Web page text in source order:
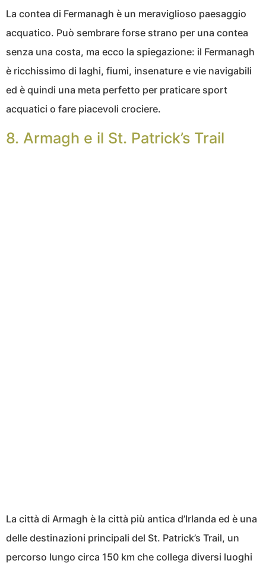
La contea di Fermanagh è un meraviglioso paesaggio
acquatico. Può sembrare forse strano per una contea
senza una costa, ma ecco la spiegazione: il Fermanagh
è ricchissimo di laghi, fiumi, insenature e vie navigabili
ed è quindi una meta perfetto per praticare sport
acquatici o fare piacevoli crociere.
8. Armagh e il St. Patrick’s Trail
La città di Armagh è la città più antica d’Irlanda ed è una
delle destinazioni principali del St. Patrick’s Trail, un
percorso lungo circa 150 km che collega diversi luoghi